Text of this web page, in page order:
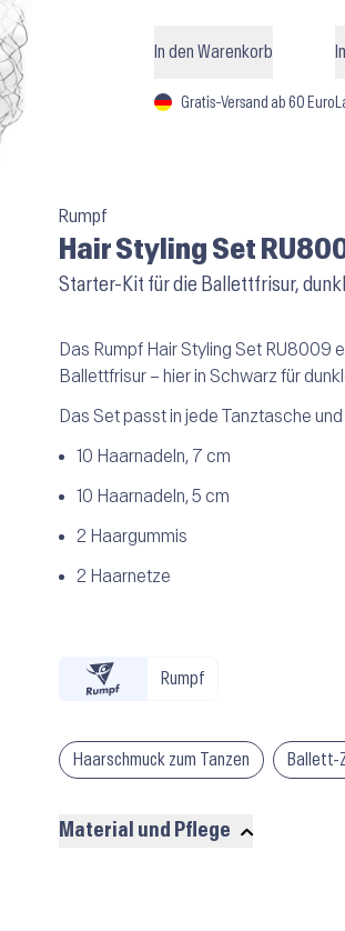
Rumpf
Hair Styling Set
Starter-Kit für die Ballettfrisur,
In den Warenkorb
Gratis-Versand ab 60 Euro
Das Rumpf Hair Styling Set RU8009
Ballettfrisur – hier in Schwarz für
Das Set passt in jede Tanztasche
10 Haarnadeln, 7 cm
10 Haarnadeln, 5 cm
2 Haargummis
2 Haarnetze
Rumpf
Haarschmuck zum Tanzen Ballett-
Material und Pflege